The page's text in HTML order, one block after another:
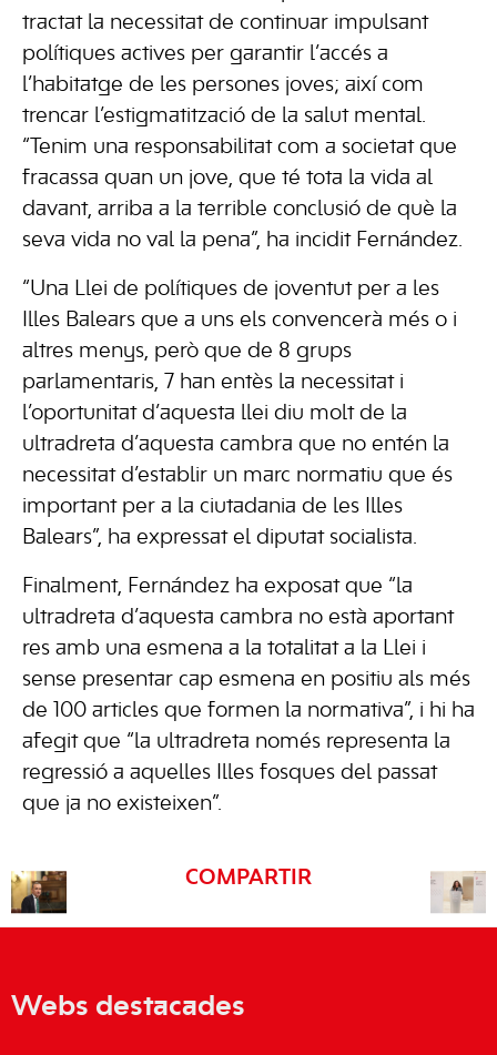
tractat la necessitat de continuar impulsant
polítiques actives per garantir l’accés a
l’habitatge de les persones joves; així com
trencar l’estigmatització de la salut mental.
“Tenim una responsabilitat com a societat que
fracassa quan un jove, que té tota la vida al
davant, arriba a la terrible conclusió de què la
seva vida no val la pena”, ha incidit Fernández.
“Una Llei de polítiques de joventut per a les
Illes Balears que a uns els convencerà més o i
altres menys, però que de 8 grups
parlamentaris, 7 han entès la necessitat i
l’oportunitat d’aquesta llei diu molt de la
ultradreta d’aquesta cambra que no entén la
necessitat d’establir un marc normatiu que és
important per a la ciutadania de les Illes
Balears”, ha expressat el diputat socialista.
Finalment, Fernández ha exposat que “la
ultradreta d’aquesta cambra no està aportant
res amb una esmena a la totalitat a la Llei i
sense presentar cap esmena en positiu als més
de 100 articles que formen la normativa”, i hi ha
afegit que “la ultradreta només representa la
regressió a aquelles Illes fosques del passat
que ja no existeixen”.
COMPARTIR
Webs destacades